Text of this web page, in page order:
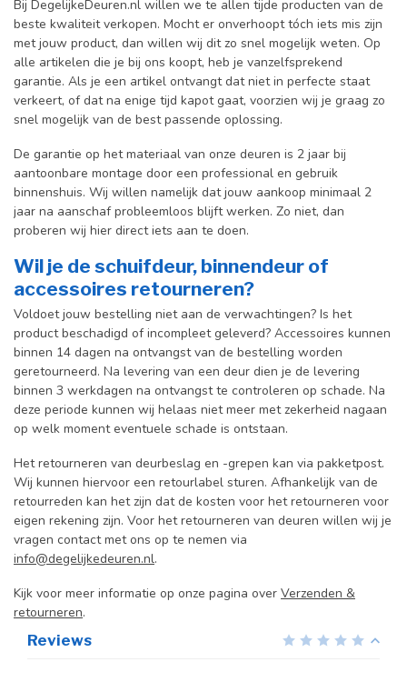
Bij DegelijkeDeuren.nl willen we te allen tijde producten van de
beste kwaliteit verkopen. Mocht er onverhoopt tóch iets mis zijn
met jouw product, dan willen wij dit zo snel mogelijk weten. Op
alle artikelen die je bij ons koopt, heb je vanzelfsprekend
garantie. Als je een artikel ontvangt dat niet in perfecte staat
verkeert, of dat na enige tijd kapot gaat, voorzien wij je graag zo
snel mogelijk van de best passende oplossing.
De garantie op het materiaal van onze deuren is 2 jaar bij
aantoonbare montage door een professional en gebruik
binnenshuis. Wij willen namelijk dat jouw aankoop minimaal 2
jaar na aanschaf probleemloos blijft werken. Zo niet, dan
proberen wij hier direct iets aan te doen.
Wil je de schuifdeur, binnendeur of
accessoires retourneren?
Voldoet jouw bestelling niet aan de verwachtingen? Is het
product beschadigd of incompleet geleverd? Accessoires kunnen
binnen 14 dagen na ontvangst van de bestelling worden
geretourneerd. Na levering van een deur dien je de levering
binnen 3 werkdagen na ontvangst te controleren op schade. Na
deze periode kunnen wij helaas niet meer met zekerheid nagaan
op welk moment eventuele schade is ontstaan.
Het retourneren van deurbeslag en -grepen kan via pakketpost.
Wij kunnen hiervoor een retourlabel sturen. Afhankelijk van de
retourreden kan het zijn dat de kosten voor het retourneren voor
eigen rekening zijn. Voor het retourneren van deuren willen wij je
vragen contact met ons op te nemen via
info@degelijkedeuren.nl.
Kijk voor meer informatie op onze pagina over Verzenden &
retourneren.
Reviews